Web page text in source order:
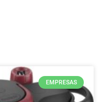
EMPRESAS